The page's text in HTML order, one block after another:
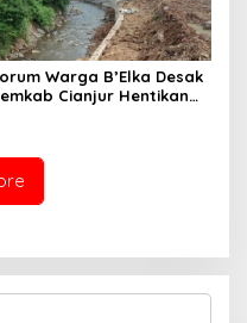
Warga B’Elka Desak
Cianjur Hentikan